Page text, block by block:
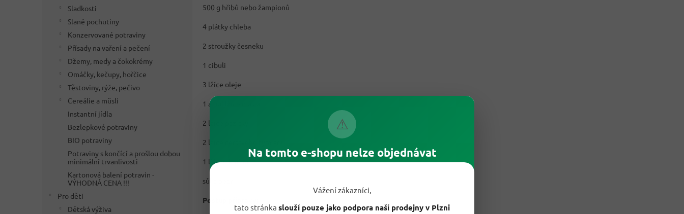
⚠
Na tomto e-shopu nelze objednávat
Vážení zákazníci,
tato stránka slouží pouze jako podpora naší prodejny v Plzni
Sladkosti
Slané pochutiny
Konzervované potraviny
Přísady na vaření a pečení
Džemy, medy a čokokrémy
Omáčky, kečupy, hořčice
Těstoviny, rýže, pečivo
Cereálie a müsli
Instantní jídla
Bezlepkové potraviny
BIO potraviny
Potraviny s končící a prošlou dobou
minimální trvanlivosti
Kartonová balení potravin -
VÝHODNÁ CENA !!!
Pro děti
Dětská výživa
500 g hřibů nebo žampionů
4 plátky chleba
2 stroužky česneku
1 cibuli
3 lžíce oleje
1 a půl lžíce másla
2 lžíce pažitky
2 lžíce čerstvého tymiánu
1 lžičku kmínu
sůl a pepř
Postup přípravy: